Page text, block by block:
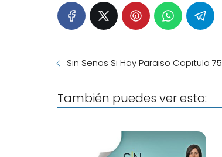
Sin Senos Si Hay Paraiso Capitulo 75
También puedes ver esto: